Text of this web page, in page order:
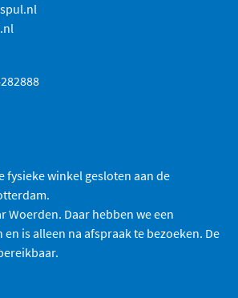
fysieke winkel gesloten aan de
Woerden. Daar hebben we een
is alleen na afspraak te bezoeken. De